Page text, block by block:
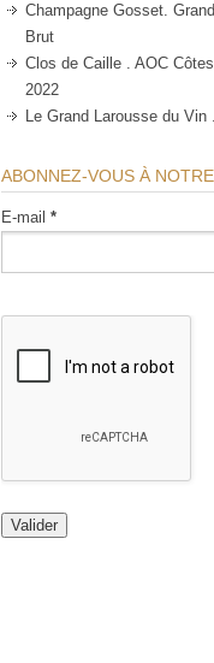
Champagne Gosset.
Brut
Clos de Caille . AOC
2022
Le Grand Larousse du
ABONNEZ-VOUS À
E-mail *